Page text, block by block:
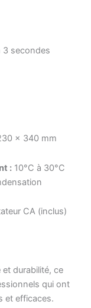
3 secondes
× 340 mm
: 10°C à 30°C
CA (inclus)
et durabilité, ce
qui ont
et efficaces.